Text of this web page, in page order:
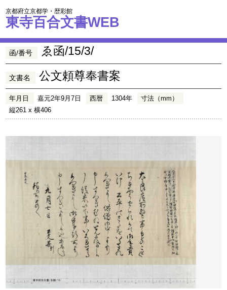
京都府立京都学・歴彩館
東寺百合文書WEB
函/番号 ゑ函/15/3/
文書名 公文頼尊奉書案
年月日 嘉元2年9月7日 西暦 1304年
寸法（mm）
縦261 x 横406